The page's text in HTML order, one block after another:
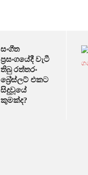
සංගීත
ප්‍රසංගයේදී වැටී
තිබු රත්තරං
බ්‍රේස්ලට් එකට
සිදුවූයේ
කුමක්ද?